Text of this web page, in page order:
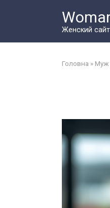
Женский
Головна » Муж